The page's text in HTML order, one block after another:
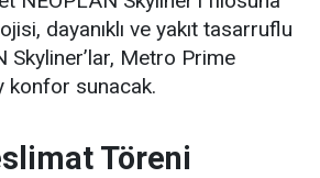
dayanıklı ve yakıt tasarruflu
Skyliner’lar, Metro Prime
konfor sunacak.
Töreni